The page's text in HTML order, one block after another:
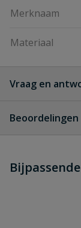
Merknaam
Materiaal
Vraag en
dit
Beoordelingen
Schrijf